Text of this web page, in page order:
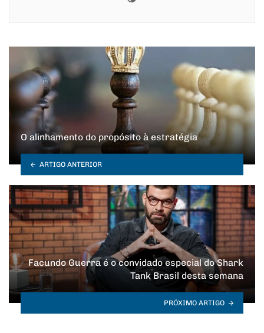
O alinhamento do propósito à estratégia
ARTIGO ANTERIOR
Facundo Guerra é o convidado especial do Shark
Tank Brasil desta semana
PRÓXIMO ARTIGO